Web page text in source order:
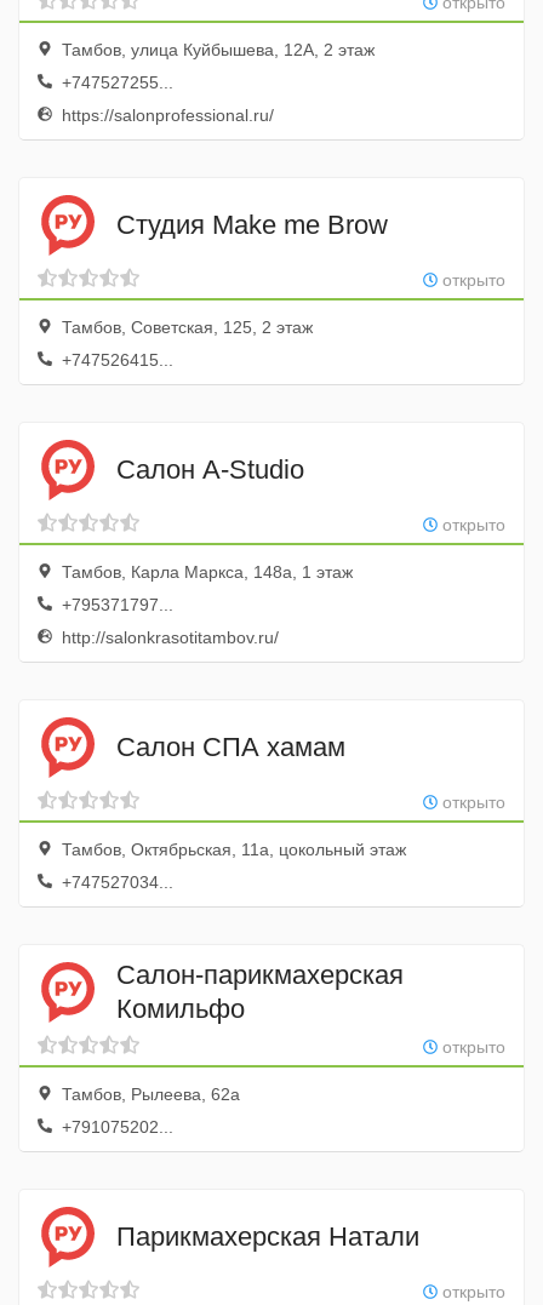
Тамбов, улица Куйбышева, 12А, 2 этаж
+747527255...
https://salonprofessional.ru/
Студия Make me Brow
открыто
Тамбов, Советская, 125, 2 этаж
+747526415...
Салон A-Studio
открыто
Тамбов, Карла Маркса, 148а, 1 этаж
+795371797...
http://salonkrasotitambov.ru/
Салон СПА хамам
открыто
Тамбов, Октябрьская, 11а, цокольный этаж
+747527034...
Салон-парикмахерская
Комильфо
открыто
Тамбов, Рылеева, 62а
+791075202...
Парикмахерская Натали
открыто